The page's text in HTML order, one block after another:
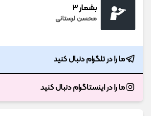
بشمار 3
محسن لرستانی
ما را در تلگرام دنبال کنید
ما را در اینستاگرام دنبال کنید